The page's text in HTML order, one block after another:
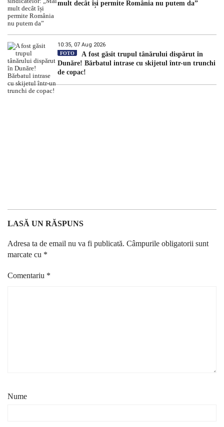
mult decât își permite România nu putem da”
10:35, 07 Aug 2026
FOTO
A fost găsit trupul tânărului dispărut în
Dunăre! Bărbatul intrase cu skijetul într-un trunchi
de copac!
LASĂ UN RĂSPUNS
Adresa ta de email nu va fi publicată. Câmpurile obligatorii sunt
marcate cu *
Comentariu *
Nume